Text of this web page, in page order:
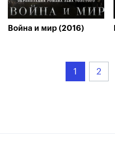
Война и мир (2016)
1 2